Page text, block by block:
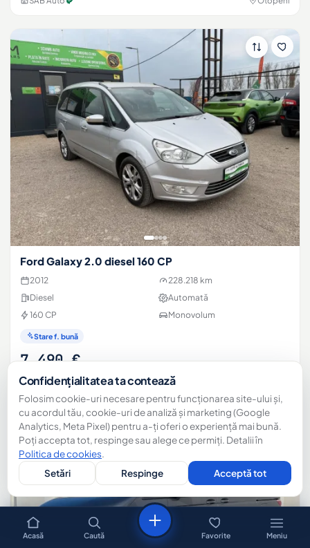
Ford Galaxy 2.0 diesel 160 CP
2012
228.218 km
Diesel
Automată
160 CP
Monovolum
Stare f. bună
7.490 €
Optim Cars
Sună WhatsApp
Acasă Caută Favorite Meniu
Confidențialitatea ta contează
Folosim cookie-uri necesare pentru funcționarea site-ului și,
cu acordul tău, cookie-uri de analiză și marketing (Google
Analytics, Meta Pixel) pentru a-ți oferi o experiență mai bună.
Poți accepta tot, respinge sau alege ce permiți. Detalii în
Politica de cookies.
Setări
Respinge Acceptă tot